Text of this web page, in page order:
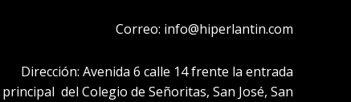
Correo: info@hiperlantin.com
Dirección: Avenida 6 calle 14 frente la entrada
principal del Colegio de Señoritas, San José, San